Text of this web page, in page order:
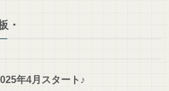
・
年4月スタート♪